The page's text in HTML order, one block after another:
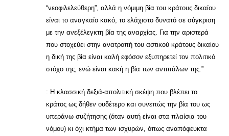
“νεοφιλελεύθερη”, αλλά η νόμιμη βία του κράτους δικαίου
είναι το αναγκαίο κακό, το ελάχιστο δυνατό σε σύγκριση
με την ανεξέλεγκτη βία της αναρχίας. Για την αριστερά
που στοχεύει στην ανατροπή του αστικού κράτους δικαίου
η δική της βία είναι καλή εφόσον εξυπηρετεί τον πολιτικό
στόχο της, ενώ είναι κακή η βία των αντιπάλων της.”
: Η κλασσική δεξιά-απολιτική σκέψη που βλέπει το
κράτος ως δήθεν ουδέτερο και συνεπώς την βία του ως
υπεράνω συζήτησης (όταν αυτή είναι στα πλαίσια του
νόμου) κι όχι κτήμα των ισχυρών, όπως αναπόφευκτα